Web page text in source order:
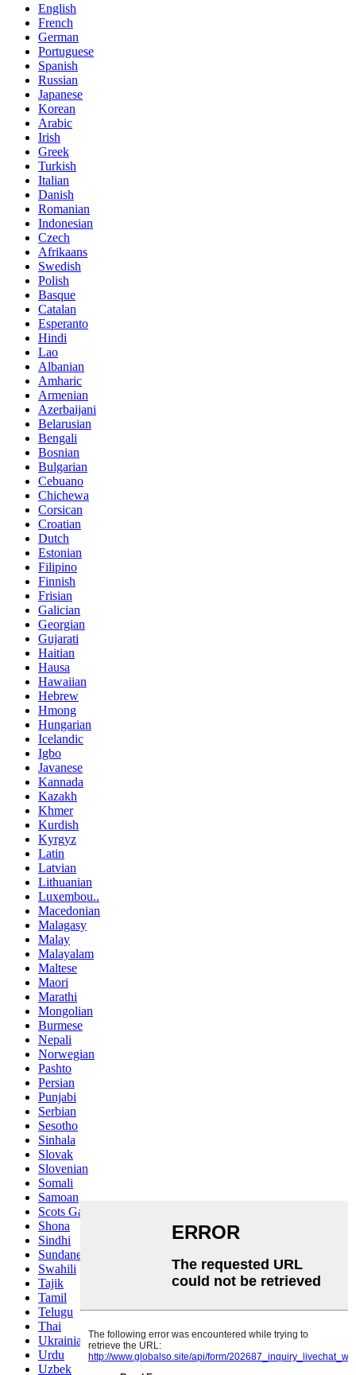
English
French
German
Portuguese
Spanish
Russian
Japanese
Korean
Arabic
Irish
Greek
Turkish
Italian
Danish
Romanian
Indonesian
Czech
Afrikaans
Swedish
Polish
Basque
Catalan
Esperanto
Hindi
Lao
Albanian
Amharic
Armenian
Azerbaijani
Belarusian
Bengali
Bosnian
Bulgarian
Cebuano
Chichewa
Corsican
Croatian
Dutch
Estonian
Filipino
Finnish
Frisian
Galician
Georgian
Gujarati
Haitian
Hausa
Hawaiian
Hebrew
Hmong
Hungarian
Icelandic
Igbo
Javanese
Kannada
Kazakh
Khmer
Kurdish
Kyrgyz
Latin
Latvian
Lithuanian
Luxembou..
Macedonian
Malagasy
Malay
Malayalam
Maltese
Maori
Marathi
Mongolian
Burmese
Nepali
Norwegian
Pashto
Persian
Punjabi
Serbian
Sesotho
Sinhala
Slovak
Slovenian
Somali
Samoan
Scots Gaelic
Shona
Sindhi
Sundanese
Swahili
Tajik
Tamil
Telugu
Thai
Ukrainian
Urdu
Uzbek